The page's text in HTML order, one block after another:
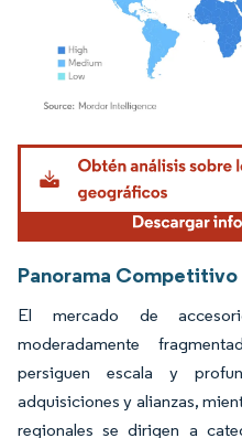
Imagen © Mordor Intelligence. El uso
Panorama Competitivo
El mercado de
moderadamente
persiguen escala y
adquisiciones y alianzas,
regionales se dirigen a